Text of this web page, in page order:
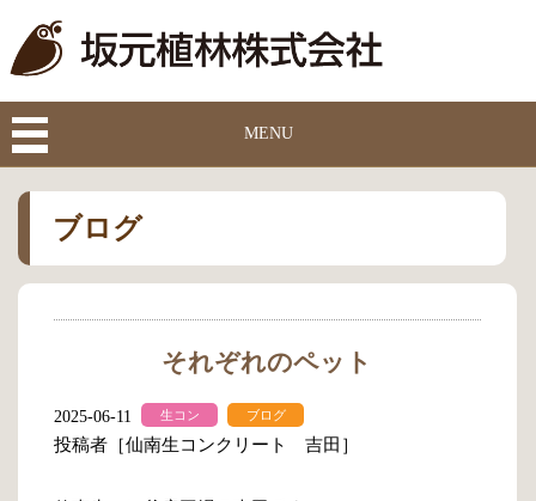
MENU
ブログ
それぞれのペット
2025-06-11 生コン ブログ
投稿者［仙南生コンクリート 吉田］